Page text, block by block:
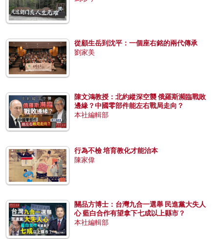
從顧生岳到沈平：一個座右銘的兩代傳承
劉家美
陳文鴻教授：北約縱深空襲 俄羅斯瀕臨戰敗
邊緣？中國零部件能左右戰局走向？
本社編輯部
行為不檢 培育教化才能治本
陳家偉
關品方博士：台灣九合一選舉 民進黨大失人
心 藍白合作有望拿下七成以上縣市？
本社編輯部